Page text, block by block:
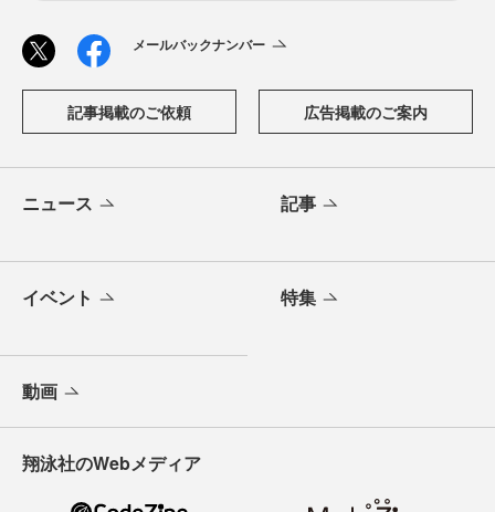
メールバックナンバー
記事掲載のご依頼 広告掲載のご案内
ニュース 記事
イベント 特集
動画
翔泳社のWebメディア